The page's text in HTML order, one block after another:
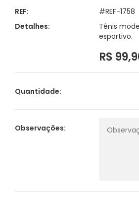
REF:
#REF-1758
Detalhes:
Tênis
esportivo.
R$
Quantidade:
Observações: